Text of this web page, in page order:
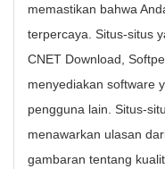
memastikan bahwa
terpercaya. Situs-situs
CNET Download,
menyediakan software
pengguna lain. Situs-
menawarkan ulasan
gambaran tentang